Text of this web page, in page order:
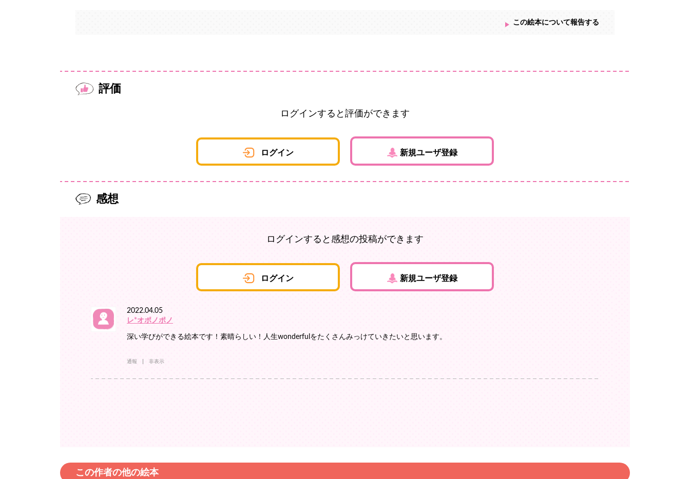
この絵本について報告する
評価
ログインすると評価ができます
ログイン 新規ユーザ登録
感想
ログインすると感想の投稿ができます
ログイン 新規ユーザ登録
2022.04.05
レ*オポノポノ
深い学びができる絵本です！素晴らしい！人生wonderfulをたくさんみっけていきたいと思います。
通報 非表示
この作者の他の絵本